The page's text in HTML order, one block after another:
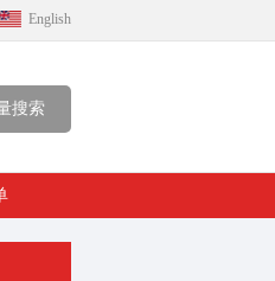
English
搜索